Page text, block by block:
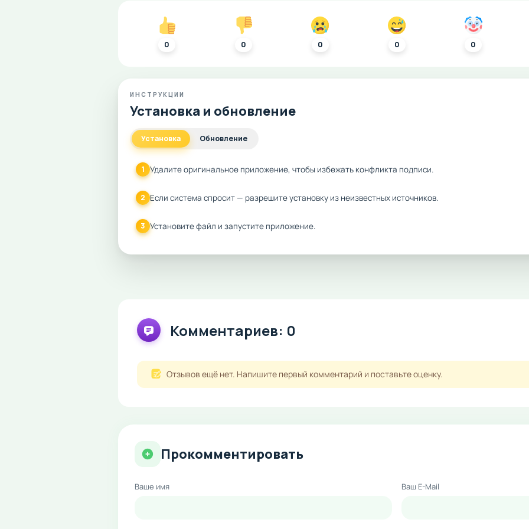
0 0 0 0 0
ИНСТРУКЦИИ
Установка и обновление
Установка Обновление
1 Удалите оригинальное приложение, чтобы избежать конфликта подписи.
2 Если система спросит — разрешите установку из неизвестных источников.
3 Установите файл и запустите приложение.
Комментариев: 0
Отзывов ещё нет. Напишите первый комментарий и поставьте оценку.
Прокомментировать
Ваше имя Ваш E-Mail